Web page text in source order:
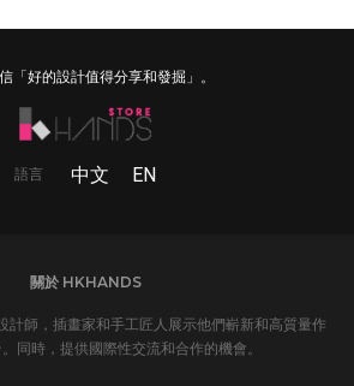
「好的設計值得分享和發掘」。
語言 中文 EN
關於 HKHANDS
計師，插畫家和手工匠人展示他們嶄新和高質量作
同時，提供國際性交流和合作的機會。